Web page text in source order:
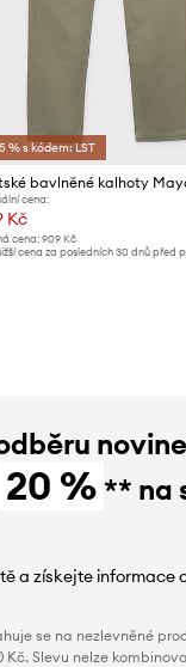
% s kódem: LST
bavlněné kalhoty
cena:
Kč
cena:909 Kč
cena za posledních 30 dnů před
20 % ** na
a získejte informace
se na nezlevněné
Kč. Slevu nelze